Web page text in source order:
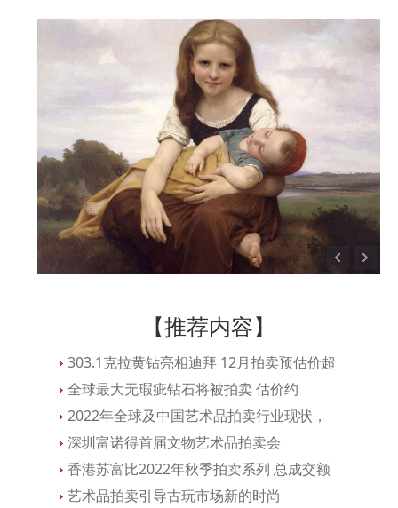
【推荐内容】
303.1克拉黄钻亮相迪拜 12月拍卖预估价超
全球最大无瑕疵钻石将被拍卖 估价约
2022年全球及中国艺术品拍卖行业现状，
深圳富诺得首届文物艺术品拍卖会
香港苏富比2022年秋季拍卖系列 总成交额
艺术品拍卖引导古玩市场新的时尚